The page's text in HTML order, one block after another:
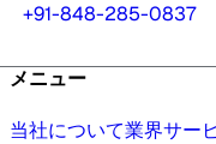
+91-848-285-0837
メニュー
当社について業界サー